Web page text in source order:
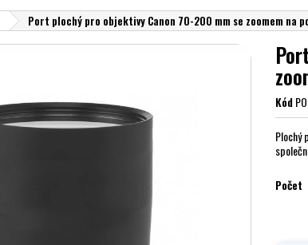
Port plochý pro objektivy Canon 70-200 mm se zoomem na
Kód
Plochý
Počet